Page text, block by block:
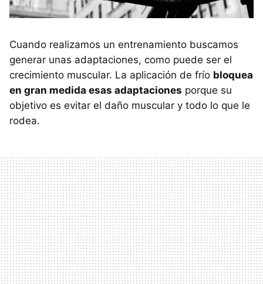
Cuando realizamos un entrenamiento buscamos
generar unas adaptaciones, como puede ser el
crecimiento muscular. La aplicación de frío bloquea
en gran medida esas adaptaciones porque su
objetivo es evitar el daño muscular y todo lo que le
rodea.